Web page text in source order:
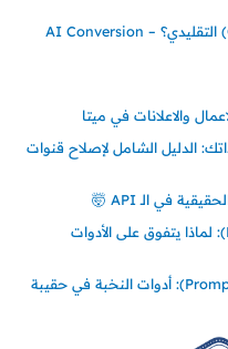
لماذا يفشل تحسين معدل التحويل (CRO) التقليدي؟ – AI Conversion
والاعلانات في ميتا
الدليل الشامل لإصلاح قنوات
دليل الذكاء الاصطناعي المحلي (Local AI): لماذا يتفوق على الأدوات
خارطة طريق 2025 لمهندسي الأوامر (Prompts): أدوات النخبة في حقيبة